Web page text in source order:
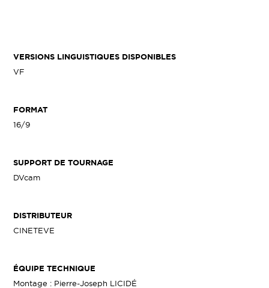
VERSIONS LINGUISTIQUES DISPONIBLES
VF
FORMAT
16/9
SUPPORT DE TOURNAGE
DVcam
DISTRIBUTEUR
CINETEVE
ÉQUIPE TECHNIQUE
Montage : Pierre-Joseph LICIDÉ